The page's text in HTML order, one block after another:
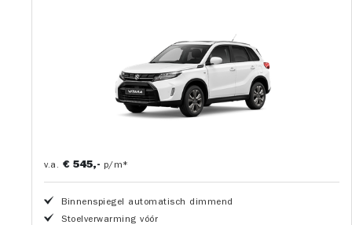
v.a. € 545,- p/m*
Binnenspiegel automatisch dimmend
Stoelverwarming vóór